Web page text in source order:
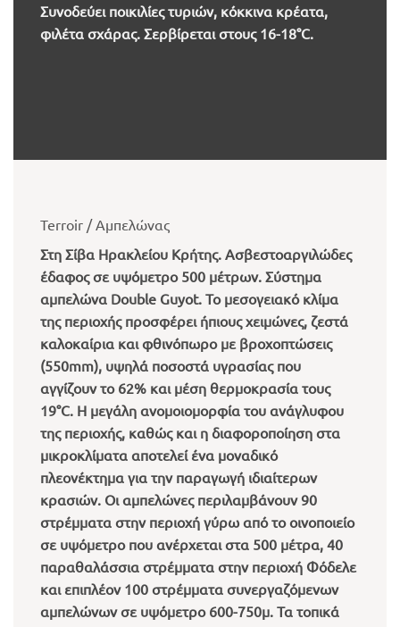
Συνοδεύει ποικιλίες τυριών, κόκκινα κρέατα,
φιλέτα σχάρας. Σερβίρεται στους 16-18°C.
Terroir / Αμπελώνας
Στη Σίβα Ηρακλείου Κρήτης. Ασβεστοαργιλώδες
έδαφος σε υψόμετρο 500 μέτρων. Σύστημα
αμπελώνα Double Guyot. Το μεσογειακό κλίμα
της περιοχής προσφέρει ήπιους χειμώνες, ζεστά
καλοκαίρια και φθινόπωρο με βροχοπτώσεις
(550mm), υψηλά ποσοστά υγρασίας που
αγγίζουν το 62% και μέση θερμοκρασία τους
19°C. Η μεγάλη ανομοιομορφία του ανάγλυφου
της περιοχής, καθώς και η διαφοροποίηση στα
μικροκλίματα αποτελεί ένα μοναδικό
πλεονέκτημα για την παραγωγή ιδιαίτερων
κρασιών. Οι αμπελώνες περιλαμβάνουν 90
στρέμματα στην περιοχή γύρω από το οινοποιείο
σε υψόμετρο που ανέρχεται στα 500 μέτρα, 40
παραθαλάσσια στρέμματα στην περιοχή Φόδελε
και επιπλέον 100 στρέμματα συνεργαζόμενων
αμπελώνων σε υψόμετρο 600-750μ. Τα τοπικά